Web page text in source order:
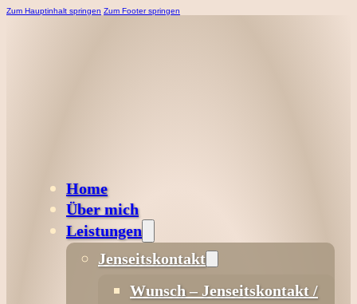
Zum Hauptinhalt springen Zum Footer springen
Home
Über mich
Leistungen
Jenseitskontakt
Wunsch – Jenseitskontakt /